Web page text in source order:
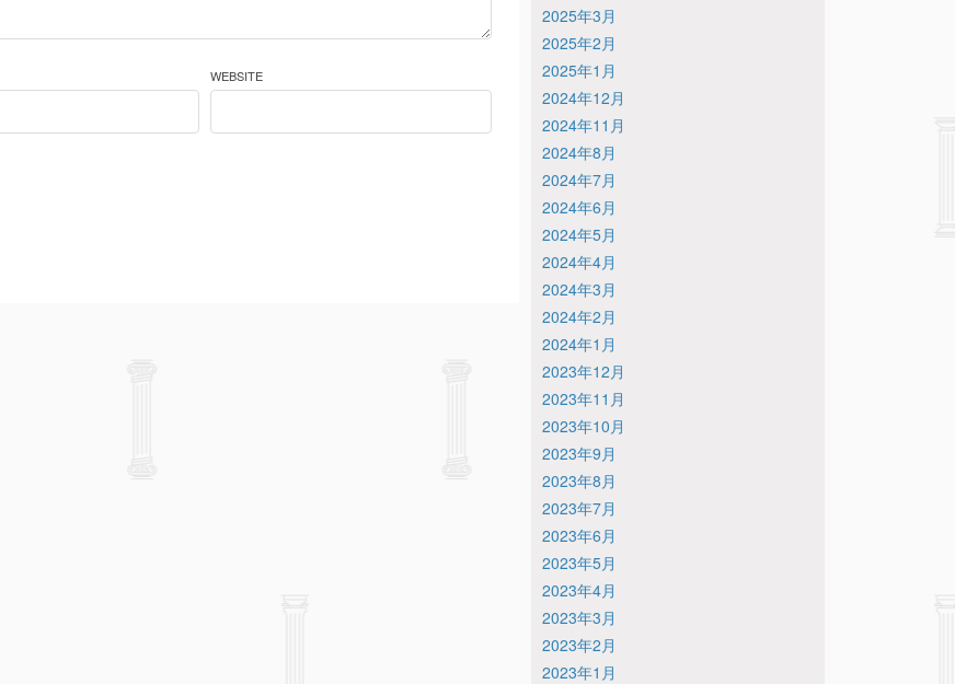
WEBSITE
2025年3月
2025年2月
2025年1月
2024年12月
2024年11月
2024年8月
2024年7月
2024年6月
2024年5月
2024年4月
2024年3月
2024年2月
2024年1月
2023年12月
2023年11月
2023年10月
2023年9月
2023年8月
2023年7月
2023年6月
2023年5月
2023年4月
2023年3月
2023年2月
2023年1月